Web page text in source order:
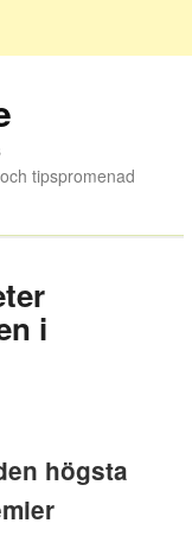
tipspromenad
i
högsta